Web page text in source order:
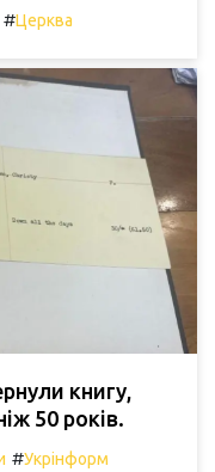
#Церква
книгу,
50 років.
#Укрінформ